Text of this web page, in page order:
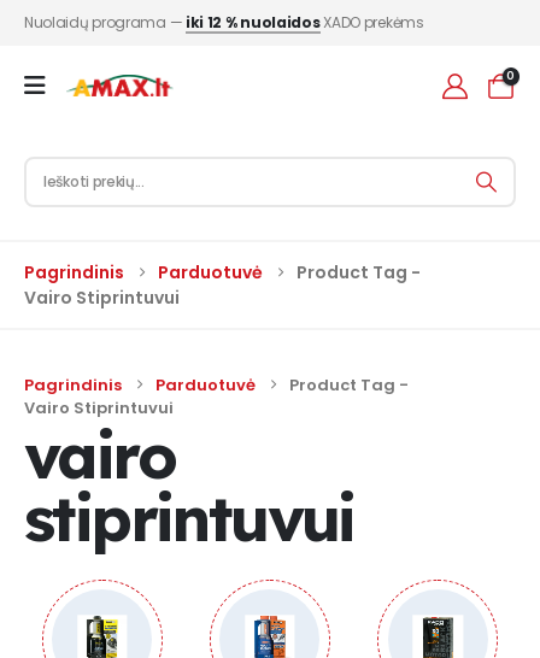
Nuolaidų programa — iki 12 % nuolaidosXADO prekėms
0
Pagrindinis Parduotuvė
Product Tag -
Vairo Stiprintuvui
Pagrindinis Parduotuvė
Product Tag -
Vairo Stiprintuvui
vairo
stiprintuvui